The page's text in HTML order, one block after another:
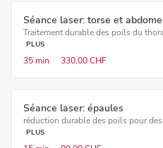
Séance laser: torse et
Traitement durable des poils du
PLUS
35 min 330,00 CHF
Séance laser: épaules
réduction durable des poils pour
PLUS